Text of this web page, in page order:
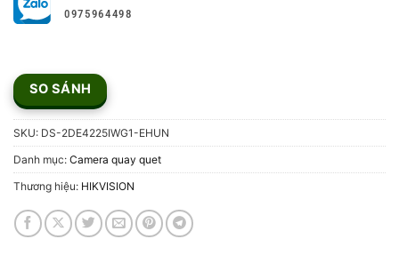
0975964498
SO SÁNH
SKU: DS-2DE4225IWG1-EHUN
Danh mục: Camera quay quet
Thương hiệu: HIKVISION